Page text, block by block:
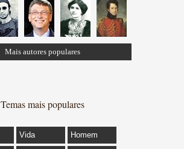
Mais autores populares
Temas mais populares
Vida Homem